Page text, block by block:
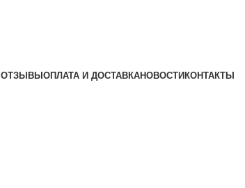
ОТЗЫВЫ ОПЛАТА И ДОСТАВКАНОВОСТИ КОНТАКТЫ